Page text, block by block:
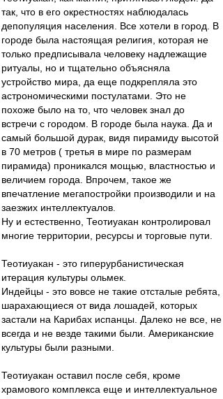
так, что в его окрестностях наблюдалась
депопуляция населения. Все хотели в город. В
городе была настоящая религия, которая не
только предписывала человеку надлежащие
ритуалы, но и тщательно объясняла
устройство мира, да еще подкрепляла это
астрономическими постулатами. Это не
похоже было на то, что человек знал до
встречи с городом. В городе была наука. Да и
самый большой дурак, видя пирамиду высотой
в 70 метров ( третья в мире по размерам
пирамида) проникался мощью, властностью и
величием города. Впрочем, такое же
впечатление мегапостройки производили и на
заезжих интеллектуалов.
Ну и естественно, Теотиуакан контролировал
многие территории, ресурсы и торговые пути.
Теотиуакан - это гиперурбанистическая
итерация культуры ольмек.
Индейцы - это вовсе не такие отсталые ребята,
шарахающиеся от вида лошадей, которых
застали на Карибах испанцы. Далеко не все, не
всегда и не везде такими были. Американские
культуры были разными.
Теотиуакан оставил после себя, кроме
храмового комплекса еще и интеллектуальное